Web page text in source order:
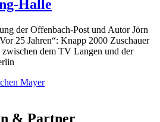
Halle
der Offenbach-Post und Autor Jörn
25 Jahren“: Knapp 2000 Zuschauer
dem TV Langen und der
Mayer
& Partner